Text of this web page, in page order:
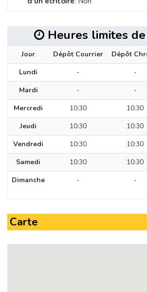
Heures limites
Jour Dépôt Courrier Dépôt
Lundi
- -
Mardi
- -
Mercredi
10:30 10:30
Jeudi
10:30 10:30
Vendredi
10:30 10:30
Samedi
10:30 10:30
Dimanche
- -
Carte